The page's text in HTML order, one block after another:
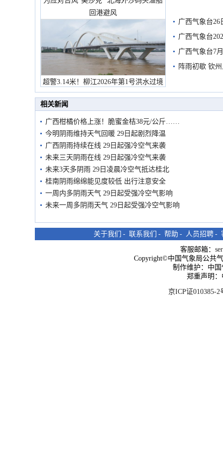
回港避风
超警3.14米！柳江2026年第1号洪水过境
市民在堤岸见证汛况
广西气象台26
广西气象台
预警
广西气象台7
阵雨初歇 钦
相关新闻
广西柑橘价格上涨！脆蜜金桔38元/公斤……
今明阴雨维持天气回暖 29日起剧烈降温
广西阴雨持续在线 29日起强冷空气来袭
未来三天阴雨在线 29日起强冷空气来袭
未来3天多阴雨 29日凌晨冷空气抵达桂北
桂南阴雨绵绵能见度较低 出行注意安全
一周内多阴雨天气 29日起受强冷空气影响
未来一周多阴雨天气 29日起受强冷空气影响
关于我们 - 联系我们 - 帮助 - 人员招聘 -
客服邮箱：
Copyright©中国气象局公共
制作维护：中
郑重声明
京ICP证010385-2